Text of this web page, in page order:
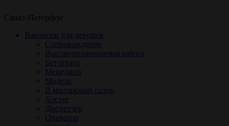
Санкт-Петербург
Вакансии для девушек
Сопровождение
Высокооплачиваемая работа
Без опыта
Менеджер
Модель
В массажный салон
Хостес
Диспетчер
Оператор